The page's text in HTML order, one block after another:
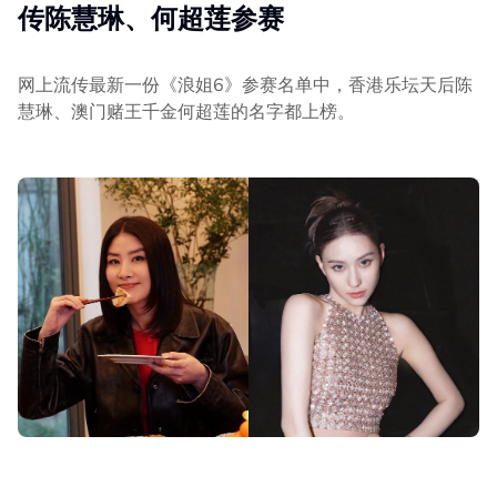
传陈慧琳、何超莲参赛
网上流传最新一份《浪姐6》参赛名单中，香港乐坛天后陈
慧琳、澳门赌王千金何超莲的名字都上榜。